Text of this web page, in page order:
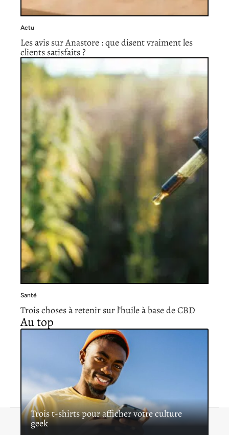
Actu
Les avis sur Anastore : que disent vraiment les
clients satisfaits ?
Santé
Trois choses à retenir sur l’huile à base de CBD
Au top
Trois t-shirts pour afficher votre culture
geek Contact Mentions légales Sitemap